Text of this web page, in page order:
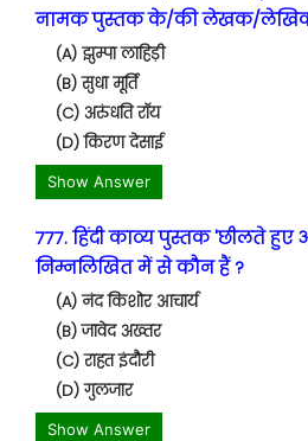
नामक पुस्तक के/की लेखक/
(A) झुम्पा लाहिड़ी
(B) सुधा मूर्ति
(C) अरुंधति रॉय
(D) किरण देसाई
Show Answer
777. हिंदी काव्य पुस्तक 'छीलते
निम्नलिखित में से कौन हैं ?
(A) नंद किशोर आचार्य
(B) जावेद अख्तर
(C) राहत इंदौरी
(D) गुलजार
Show Answer